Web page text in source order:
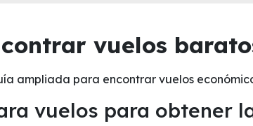
vuelos
ampliada para encontrar vuelos
vuelos para obtener